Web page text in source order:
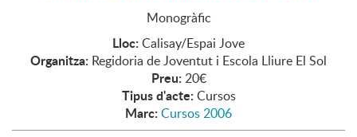
Monogràfic
Lloc: Calisay/Espai Jove
Organitza: Regidoria de Joventut i Escola Lliure El Sol
Preu: 20€
Tipus d'acte: Cursos
Marc: Cursos 2006